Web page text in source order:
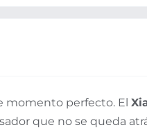
momento perfecto. El
que no se queda